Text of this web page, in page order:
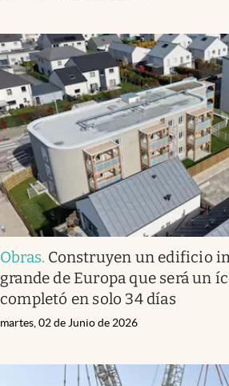
Obras. Construyen un edificio
grande de Europa que será un
completó en solo 34 días
martes, 02 de Junio de 2026